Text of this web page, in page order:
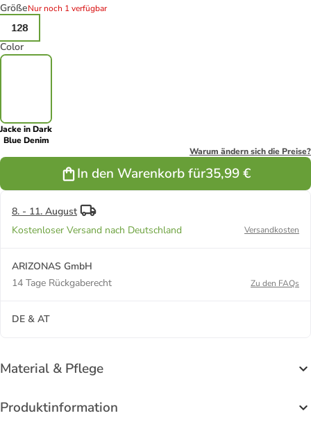
GrößeNur noch 1 verfügbar
128
Color
Jacke in Dark
Blue Denim
Warum ändern sich die Preise?
In den Warenkorb für35,99 €
8. - 11. August
Kostenloser Versand nach Deutschland
Versandkosten
ARIZONAS GmbH
14 Tage Rückgaberecht
Zu den FAQs
DE & AT
Material & Pflege
Produktinformation